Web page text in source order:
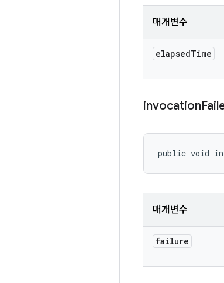
매개변수
elapsedTime
invocation
public void
매개변수
failure